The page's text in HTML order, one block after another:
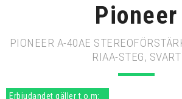
Pioneer
PIONEER A-40AE
RIAA-STEG, SVART
Erbjudandet gäller t.o.m: